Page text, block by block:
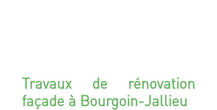
Travaux de rénovation
façade à Bourgoin-Jallieu